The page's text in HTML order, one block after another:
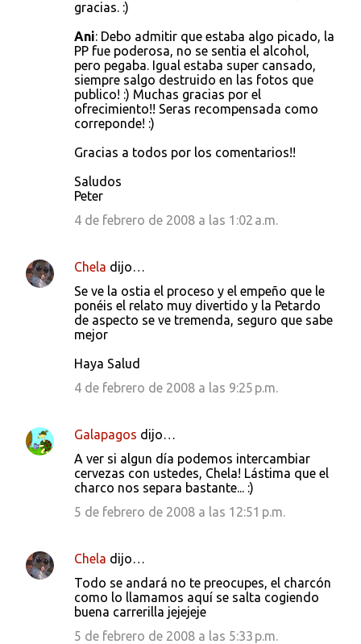
gracias. :)
Ani: Debo admitir que estaba algo picado, la
PP fue poderosa, no se sentia el alcohol,
pero pegaba. Igual estaba super cansado,
siempre salgo destruido en las fotos que
publico! :) Muchas gracias por el
ofrecimiento!! Seras recompensada como
correponde! :)
Gracias a todos por los comentarios!!
Saludos
Peter
4 de febrero de 2008 a las 1:02 a.m.
Chela dijo…
Se ve la ostia el proceso y el empeño que le
ponéis el relato muy divertido y la Petardo
de aspecto se ve tremenda, seguro que sabe
mejor
Haya Salud
4 de febrero de 2008 a las 9:25 p.m.
Galapagos dijo…
A ver si algun día podemos intercambiar
cervezas con ustedes, Chela! Lástima que el
charco nos separa bastante... :)
5 de febrero de 2008 a las 12:51 p.m.
Chela dijo…
Todo se andará no te preocupes, el charcón
como lo llamamos aquí se salta cogiendo
buena carrerilla jejejeje
5 de febrero de 2008 a las 5:33 p.m.